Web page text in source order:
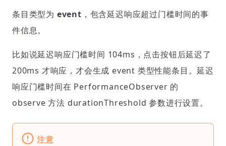
条目类型为 event ，包含延迟响应超过门槛时间的事
件信息。
比如说延迟响应门槛时间 104ms，点击按钮后延迟了
200ms 才响应，才会生成 event 类型性能条目。延迟
响应门槛时间在 PerformanceObserver 的
observe 方法 durationThreshold 参数进行设置。
注意